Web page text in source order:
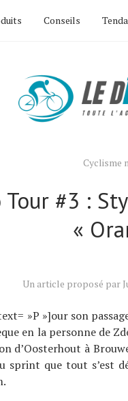
Conseils
Cyclisme
Tour #3 :
«
Un article proposé par
»P »]our son
en la personne de
d’Oosterhout à
sprint que tout s’est